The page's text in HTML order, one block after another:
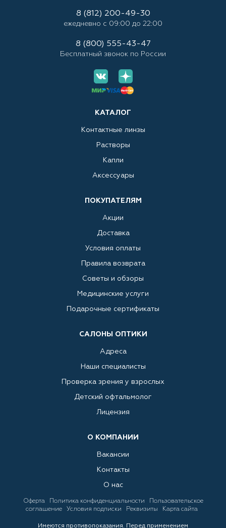
КАТАЛОГ
Контактные линзы
Растворы
Капли
Аксессуары
ПОКУПАТЕЛЯМ
Акции
Доставка
Условия оплаты
Правила возврата
Советы и обзоры
Медицинские услуги
Подарочные сертификаты
САЛОНЫ ОПТИКИ
Адреса
Наши специалисты
Проверка зрения у взрослых
Детский офтальмолог
Лицензия
О КОМПАНИИ
Вакансии
Контакты
О нас
8 (812) 200-49-30
ежедневно с 09:00 до 22:00
8 (800) 555-43-47
Бесплатный звонок по России
Оферта Политика конфиденциальности
Пользовательское
соглашение
Условия подписки Реквизиты Карта сайта
Имеются противопоказания. Перед применением